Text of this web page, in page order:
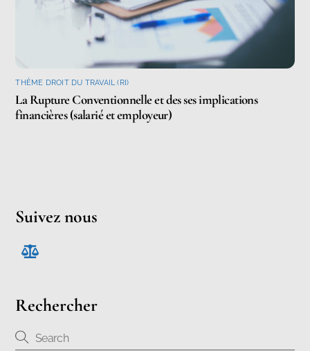
THÈME DROIT DU TRAVAIL (RI)
La Rupture Conventionnelle et des ses implications
financières (salarié et employeur)
Suivez nous
Rechercher